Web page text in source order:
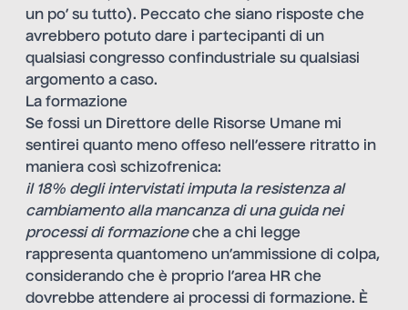
un po’ su tutto). Peccato che siano risposte che
avrebbero potuto dare i partecipanti di un
qualsiasi congresso confindustriale su qualsiasi
argomento a caso.
La formazione
Se fossi un Direttore delle Risorse Umane mi
sentirei quanto meno offeso nell’essere ritratto in
maniera così schizofrenica:
il 18% degli intervistati imputa la resistenza al
cambiamento alla mancanza di una guida nei
processi di formazioneche a chi legge
rappresenta quantomeno un’ammissione di colpa,
considerando che è proprio l’area HR che
dovrebbe attendere ai processi di formazione. È